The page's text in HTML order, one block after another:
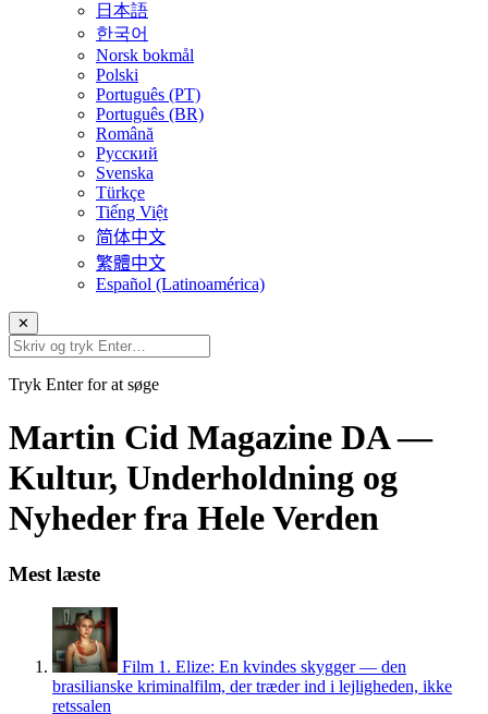
日本語
한국어
Norsk bokmål
Polski
Português (PT)
Português (BR)
Română
Русский
Svenska
Türkçe
Tiếng Việt
简体中文
繁體中文
Español (Latinoamérica)
✕
Tryk Enter for at søge
Martin Cid Magazine DA —
Kultur, Underholdning og
Nyheder fra Hele Verden
Mest læste
Film 1. Elize: En kvindes skygger — den
brasilianske kriminalfilm, der træder ind i lejligheden, ikke
retssalen